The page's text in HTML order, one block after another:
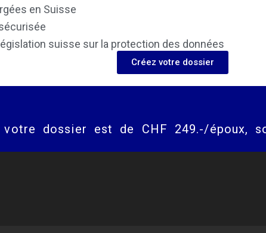
en Suisse
suisse sur la protection des données
Créez votre dossier
dossier est de CHF 249.-/époux,